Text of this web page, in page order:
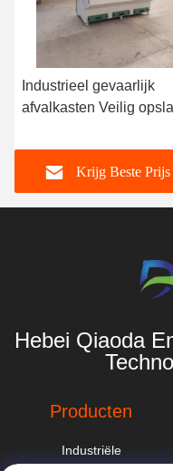
Industrieel gevaarlijk
afvalkasten Veilig
Krijg Beste Prijs
Hebei Qiaoda
Producten
Industriële